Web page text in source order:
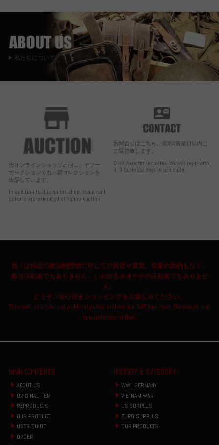
私たちについて
当オンラインショップの他に、ヤフー
オークションでも一部コレクションを
出品しています。
In addition to this online shop, some coll
ections are exhibited at Yahoo Auction.
お問合せはこちら。原則3営業日以内に
ご返信致します。
Click here for inquiries. We will reply with
in 3 business days in principle.
我々は特定の政治的思想に対しての翼賛や賞賛、啓蒙の目的もなく、
政治活動家でもありません。いわゆるネオナチの活動家でもありませ
ん。
どうぞご安心頂きショッピングをお楽しみください。
This web site has not political policy and we are NOT Neo Nazi. Please do not
misunderstand that.
MAIN CONTENTS
ABOUT US
ORIGINAL ITEM
REPRODUCTS
OUR PRODUCT
USER GUIDE
ORDER
HISTORY & CATEGORY
WWII GERMANY
VIETNAM WAR
US SURPLUS
EURO SURPLUS
OUR PRODUCTS